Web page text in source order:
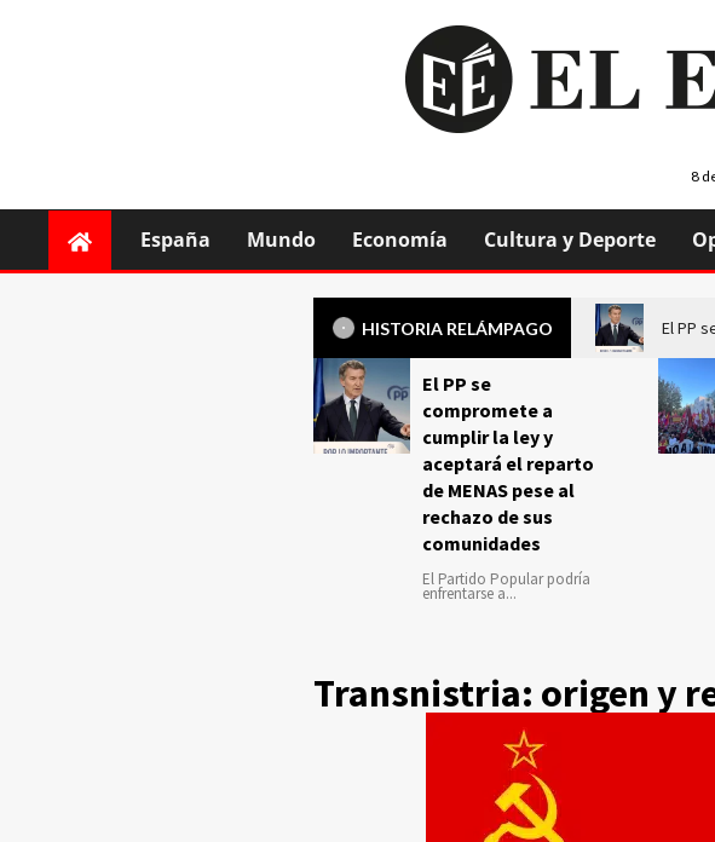
8
España Mundo Economía Cultura y Deporte
HISTORIA RELÁMPAGO El PP
El PP se
compromete a
cumplir la ley y
aceptará el reparto
de MENAS pese al
rechazo de sus
comunidades
El Partido Popular podría
enfrentarse a...
Transnistria: origen y